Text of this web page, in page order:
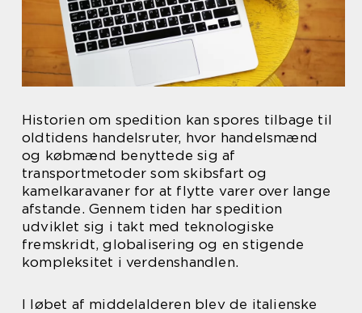
Historien om spedition kan spores tilbage til
oldtidens handelsruter, hvor handelsmænd
og købmænd benyttede sig af
transportmetoder som skibsfart og
kamelkaravaner for at flytte varer over lange
afstande. Gennem tiden har spedition
udviklet sig i takt med teknologiske
fremskridt, globalisering og en stigende
kompleksitet i verdenshandlen.
I løbet af middelalderen blev de italienske